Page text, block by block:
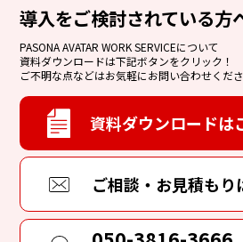
導入をご検討されている方
PASONA AVATAR WORK SERVICEについて
資料ダウンロードは下記ボタンをクリック！
ご不明な点などはお気軽にお問い合わせくださ
資料ダウンロードは
ご相談・お見積もり